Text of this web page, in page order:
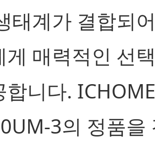
태계가 결합되
게 매력적인 선
합니다.
3의 정품을